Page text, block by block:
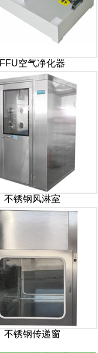
FFU空气净化器
不锈钢风淋室
不锈钢传递窗